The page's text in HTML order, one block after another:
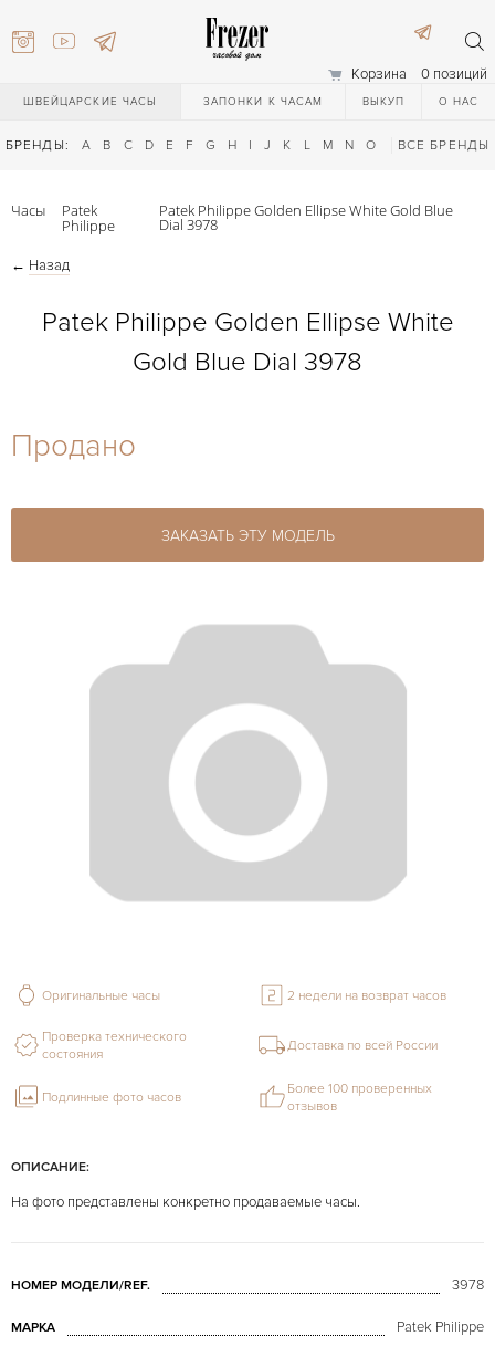
Корзина 0 позиций
ШВЕЙЦАРСКИЕ ЧАСЫ ЗАПОНКИ К ЧАСАМ ВЫКУП О НАС
БРЕНДЫ: A B C D E F G H I J K L M N O Q R S T
ВСЕ БРЕНДЫ
27-44
Часы Patek
Philippe
Patek Philippe Golden Ellipse White Gold Blue
Dial 3978
← Назад
Patek Philippe Golden Ellipse White
Gold Blue Dial 3978
Продано
ЗАКАЗАТЬ ЭТУ МОДЕЛЬ
ОПИСАНИЕ:
На фото представлены конкретно продаваемые часы.
НОМЕР МОДЕЛИ/REF. 3978
МАРКА Patek Philippe
Оригинальные часы 2 недели на возврат часов
Проверка технического
состояния
Доставка по всей России
Подлинные фото часов
Более 100 проверенных
отзывов